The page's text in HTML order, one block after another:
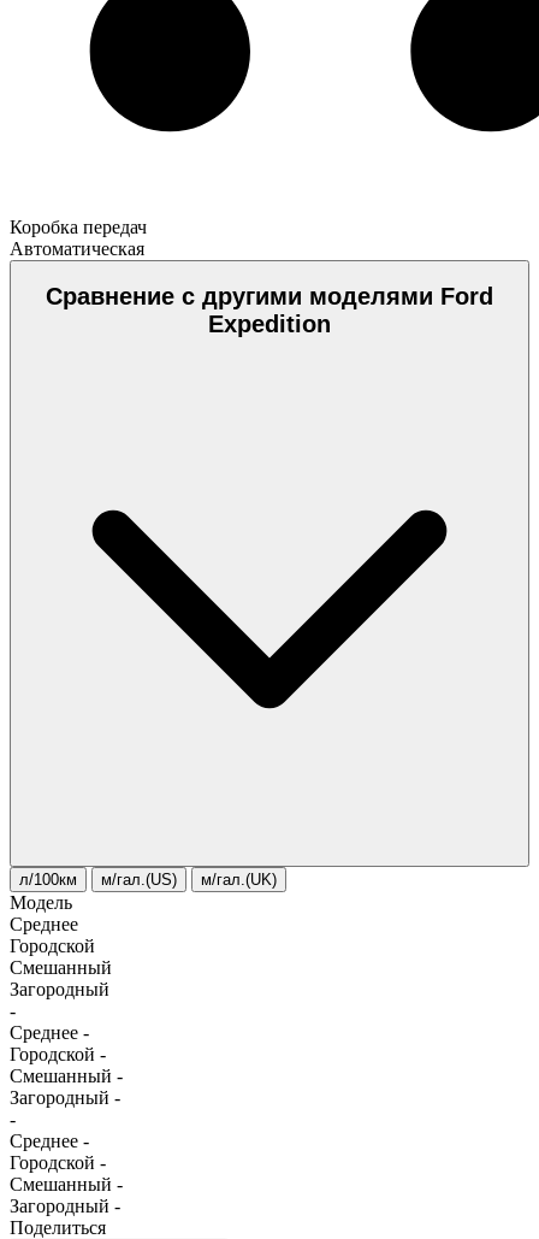
Коробка передач
Автоматическая
Сравнение с другими моделями Ford
Expedition
л/100км м/гал.(US) м/гал.(UK)
Модель
Среднее
Городской
Смешанный
Загородный
-
Среднее -
Городской -
Смешанный -
Загородный -
-
Среднее -
Городской -
Смешанный -
Загородный -
Поделиться